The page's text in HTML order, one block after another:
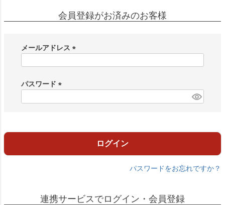
会員登録がお済みのお客様
メールアドレス
)
パスワード
ログイン
パスワードをお忘れですか？
連携サービスでログイン・会員登録